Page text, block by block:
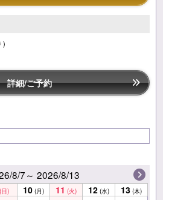
)
詳細/ご予約
8/7～ 2026/8/13
(日) 10 (月) 11 (火) 12 (水) 13 (木)